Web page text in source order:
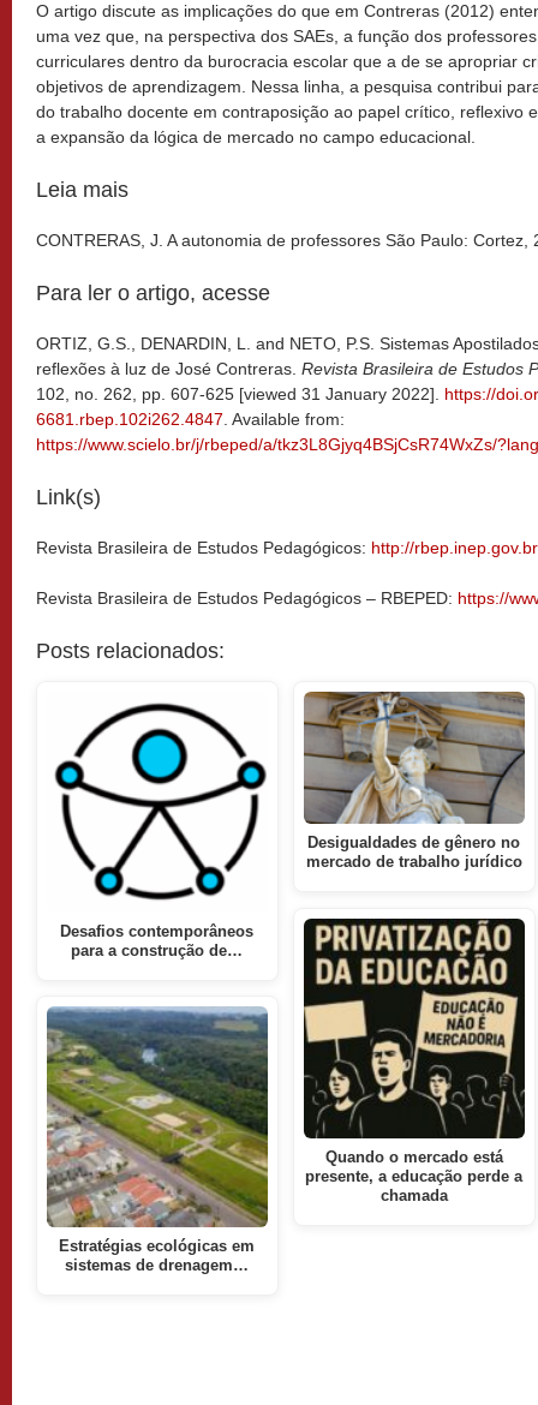
O artigo discute as implicações do que em Contreras (2012)
uma vez que, na perspectiva dos SAEs, a função dos
curriculares dentro da burocracia escolar que a de se apropriar
objetivos de aprendizagem. Nessa linha, a pesquisa contribui
do trabalho docente em contraposição ao papel crítico, reflexivo
a expansão da lógica de mercado no campo educacional.
Leia mais
CONTRERAS, J. A autonomia de professores São Paulo: Cortez,
Para ler o artigo, acesse
ORTIZ, G.S., DENARDIN, L. and NETO, P.S. Sistemas
reflexões à luz de José Contreras. Revista Brasileira de Estudos
102, no. 262, pp. 607-625 [viewed 31 January 2022]. https://
6681.rbep.102i262.4847. Available from:
https://www.scielo.br/j/rbeped/a/tkz3L8Gjyq4BSjCsR74WxZs/
Link(s)
Revista Brasileira de Estudos Pedagógicos: http://
Revista Brasileira de Estudos Pedagógicos – RBEPED: https://
Posts relacionados:
Desafios contemporâneos
para a construção de…
Estratégias ecológicas em
sistemas de drenagem…
Desigualdades de gênero no
mercado de trabalho jurídico
Quando o mercado está
presente, a educação perde a
chamada